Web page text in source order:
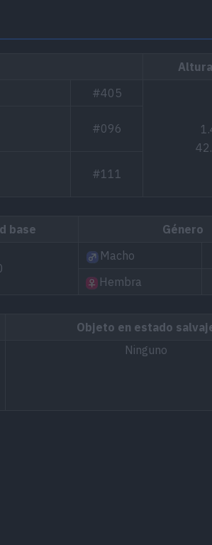
#405
#096
#111
base Género
Macho
Hembra
Objeto en estado
Ninguno